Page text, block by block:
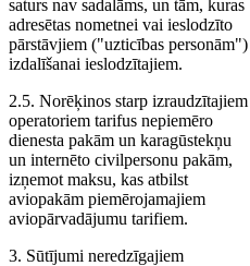
saturs nav sadalāms, un tām, kuras
adresētas nometnei vai ieslodzīto
pārstāvjiem ("uzticības personām")
izdalīšanai ieslodzītajiem.
2.5. Norēķinos starp izraudzītajiem
operatoriem tarifus nepiemēro
dienesta pakām un karagūstekņu
un internēto civilpersonu pakām,
izņemot maksu, kas atbilst
aviopakām piemērojamajiem
aviopārvadājumu tarifiem.
3. Sūtījumi neredzīgajiem